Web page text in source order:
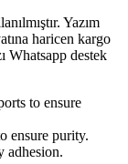
Yazım
haricen kargo
Whatsapp destek
to ensure
ensure purity.
adhesion.